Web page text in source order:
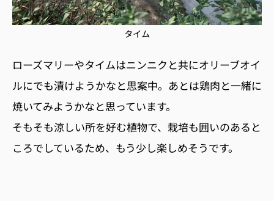
タイム
ローズマリーやタイムはニンニクと共にオリーブオイ
ルにでも漬けようかなと思案中。あとは鶏肉と一緒に
焼いてみようかなと思っています。
そもそも涼しい所を好む植物で、栽培も囲いのあると
ころでしているため、もう少し楽しめそうです。